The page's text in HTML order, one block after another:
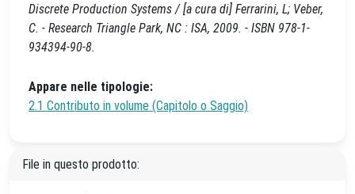
Discrete Production Systems / [a cura di] Ferrarini, L; Veber,
C. - Research Triangle Park, NC : ISA, 2009. - ISBN 978-1-
934394-90-8.
Appare nelle tipologie:
2.1 Contributo in volume (Capitolo o Saggio)
File in questo prodotto: